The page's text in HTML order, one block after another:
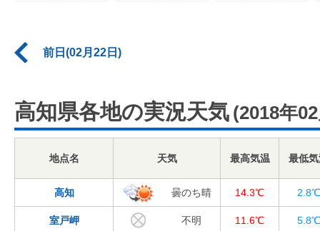
前日(02月22日)
高知県各地の実況天気 (2018年
地点名 天気 最高気温 最低
高知 曇のち晴 14.3℃ 2.8℃
室戸岬 不明 11.6℃ 5.8℃